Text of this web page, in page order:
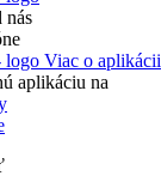
nás
Viac o aplikácii
aplikáciu na